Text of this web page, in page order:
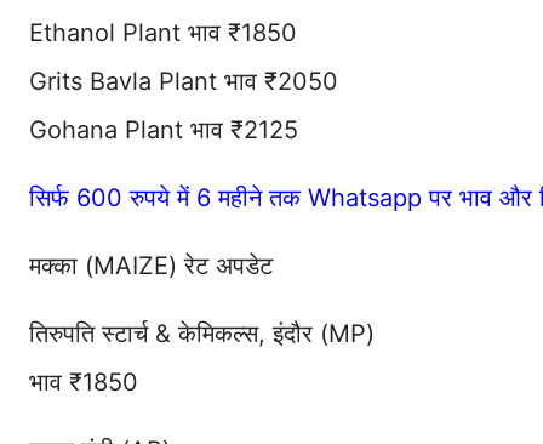
Ethanol Plant भाव ₹1850
Grits Bavla Plant भाव ₹2050
Gohana Plant भाव ₹2125
सिर्फ 600 रुपये में 6 महीने तक Whatsapp पर भाव और
मक्का (MAIZE) रेट अपडेट
तिरुपति स्टार्च & केमिकल्स, इंदौर (MP)
भाव ₹1850